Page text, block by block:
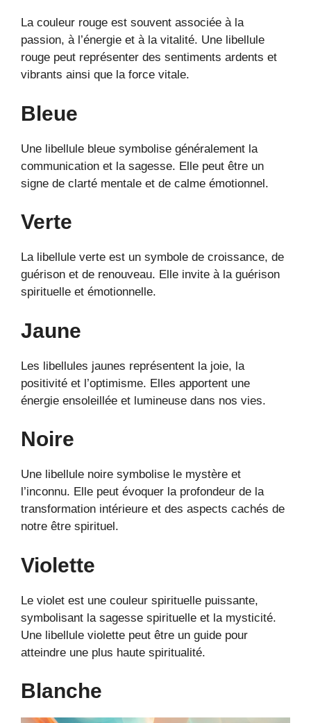
La couleur rouge est souvent associée à la
passion, à l’énergie et à la vitalité. Une libellule
rouge peut représenter des sentiments ardents et
vibrants ainsi que la force vitale.
Bleue
Une libellule bleue symbolise généralement la
communication et la sagesse. Elle peut être un
signe de clarté mentale et de calme émotionnel.
Verte
La libellule verte est un symbole de croissance, de
guérison et de renouveau. Elle invite à la guérison
spirituelle et émotionnelle.
Jaune
Les libellules jaunes représentent la joie, la
positivité et l’optimisme. Elles apportent une
énergie ensoleillée et lumineuse dans nos vies.
Noire
Une libellule noire symbolise le mystère et
l’inconnu. Elle peut évoquer la profondeur de la
transformation intérieure et des aspects cachés de
notre être spirituel.
Violette
Le violet est une couleur spirituelle puissante,
symbolisant la sagesse spirituelle et la mysticité.
Une libellule violette peut être un guide pour
atteindre une plus haute spiritualité.
Blanche